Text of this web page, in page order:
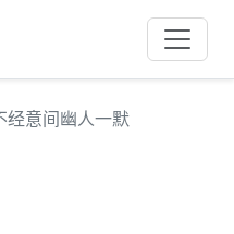
经意间幽人一默